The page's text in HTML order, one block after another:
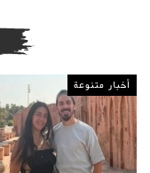
أخبار متنوعة